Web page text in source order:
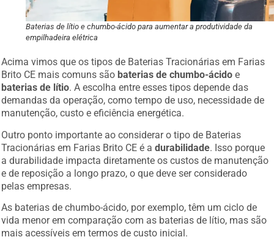
Baterias de lítio e chumbo-ácido para aumentar a produtividade da
empilhadeira elétrica
Acima vimos que os tipos de Baterias Tracionárias em Farias
Brito CE mais comuns são baterias de chumbo-ácido e
baterias de lítio. A escolha entre esses tipos depende das
demandas da operação, como tempo de uso, necessidade de
manutenção, custo e eficiência energética.
Outro ponto importante ao considerar o tipo de Baterias
Tracionárias em Farias Brito CE é adurabilidade. Isso porque
a durabilidade impacta diretamente os custos de manutenção
e de reposição a longo prazo, o que deve ser considerado
pelas empresas.
As baterias de chumbo-ácido, por exemplo, têm um ciclo de
vida menor em comparação com as baterias de lítio, mas são
mais acessíveis em termos de custo inicial.